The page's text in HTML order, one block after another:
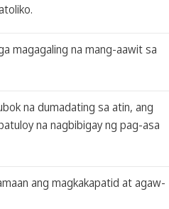
magagaling na mang-aawit sa
na dumadating sa atin, ang
na nagbibigay ng pag-asa
ang magkakapatid at agaw-